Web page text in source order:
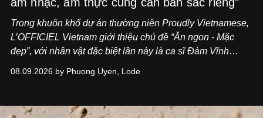
Trong khuôn khổ dự án thường niên Proudly Vietnamese,
L’OFFICIEL Vietnam giới thiệu chủ đề “Ăn ngon - Mặc
đẹp”, với nhân vật đặc biệt lần này là ca sĩ Đàm Vĩnh
Cà Phê Cà Pháo mang dấu ấn Indochine hoài niệm, thu
08.09.2026 by Phuong Uyen, Lode